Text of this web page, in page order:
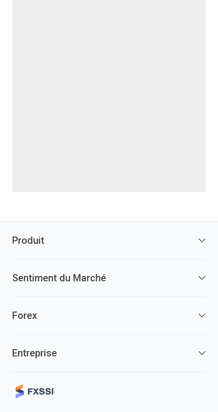
Produit
Sentiment du Marché
Forex
Entreprise